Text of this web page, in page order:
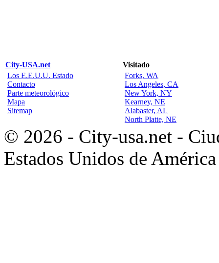
City-USA.net
Visitado
Los E.E.U.U. Estado
Contacto
Parte meteorológico
Mapa
Sitemap
Forks, WA
Los Angeles, CA
New York, NY
Kearney, NE
Alabaster, AL
North Platte, NE
© 2026 - City-usa.net -
Estados Unidos de América